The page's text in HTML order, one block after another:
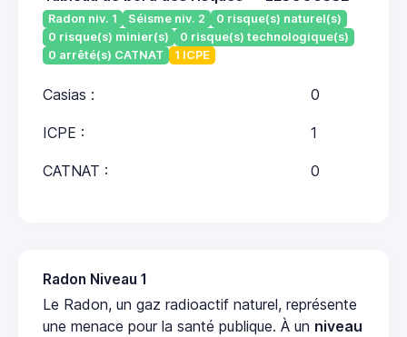
Radon niv. 1 Séisme niv. 2
0 risque(s) naturel(s)
0 risque(s) minier(s)
0 risque(s) technologique(s)
0 arrêté(s) CATNAT
1 ICPE
Casias : 0
ICPE : 1
CATNAT : 0
Radon Niveau 1
Le Radon, un gaz radioactif naturel, représente
une menace pour la santé publique. À un niveau